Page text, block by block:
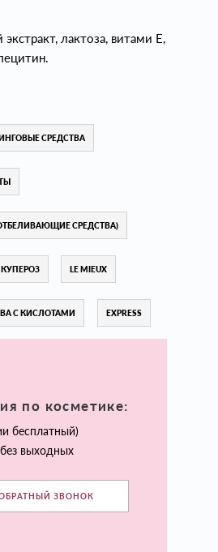
лактоза, витами Е,
СРЕДСТВА
СРЕДСТВА)
LE MIEUX
С КИСЛОТАМИ EXPRESS
по косметике:
бесплатный)
выходных
ЗВОНОК